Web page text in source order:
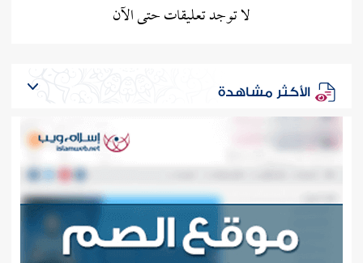
لا توجد تعليقات حتى الآن
الأكثر مشاهدة